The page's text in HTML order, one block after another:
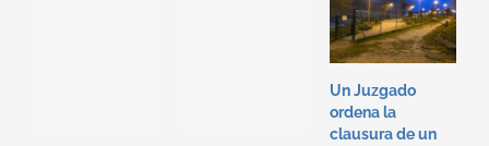
Un Juzgado
ordena la
clausura de un